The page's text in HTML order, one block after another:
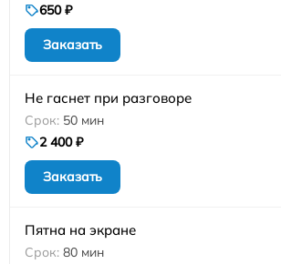
650 ₽
Заказать
Не гаснет при разговоре
50 мин
2 400 ₽
Заказать
Пятна на экране
80 мин